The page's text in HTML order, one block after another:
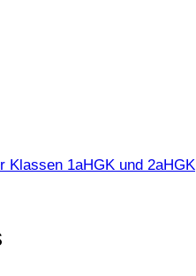
Klassen 1aHGK und 2aHGK